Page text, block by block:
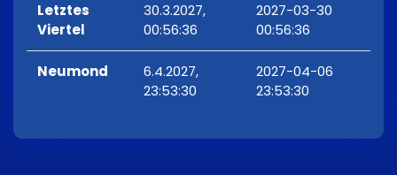
Letztes
Viertel
30.3.2027,
00:56:36
2027-03-30
00:56:36
Neumond
6.4.2027,
23:53:30
2027-04-06
23:53:30